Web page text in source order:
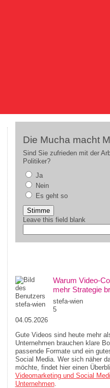
Die Mucha macht
Sind Sie zufrieden mit der
Politiker?
Ja
Nein
Es geht so
Leave this field blank
Warum Video-
mehr Strategie
stefa-wien
5
04.05.2026
Gute Videos sind heute mehr
Unternehmen brauchen klare
passende Formate und ein
Social Media. Wer sich näher
möchte, findet hier einen
Videomarketing und Social
Unternehmen.